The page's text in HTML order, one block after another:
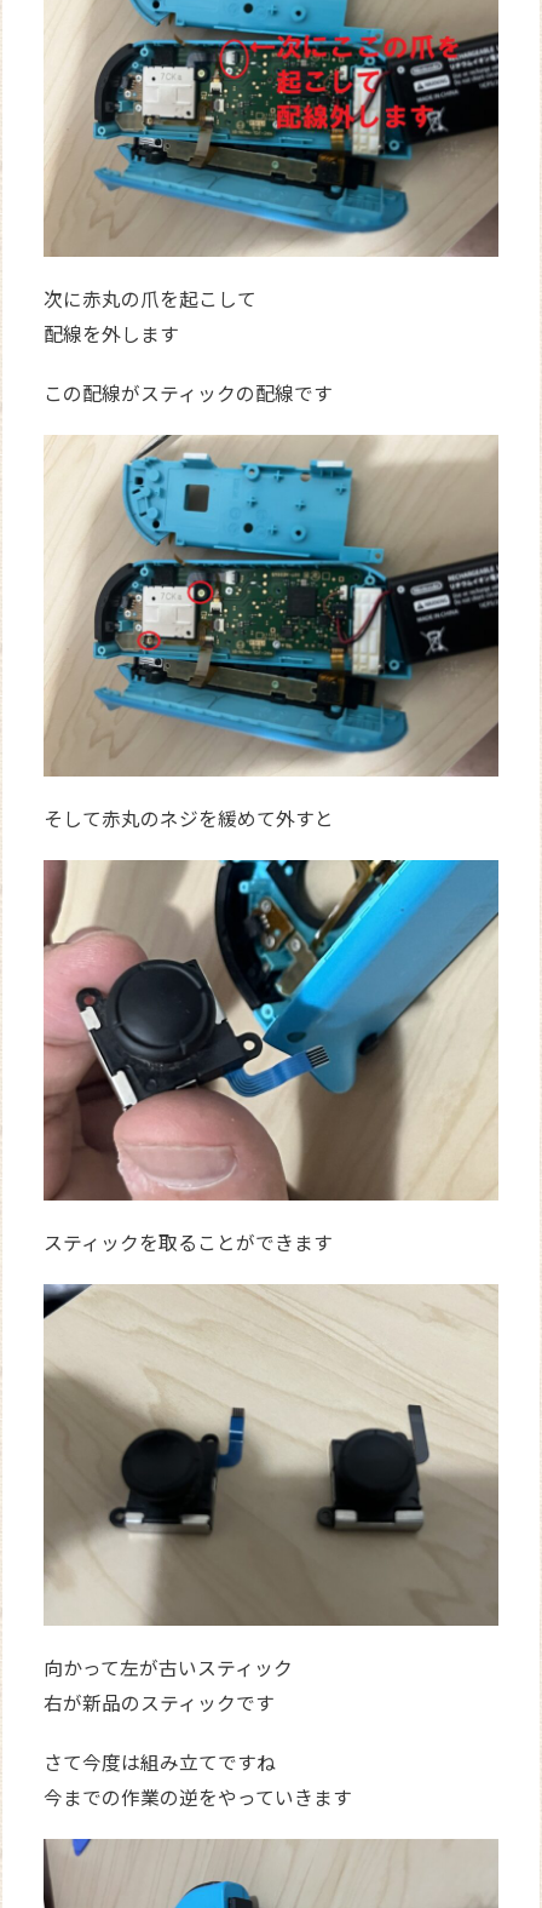
次に赤丸の爪を起こして
配線を外します
この配線がスティックの配線です
そして赤丸のネジを緩めて外すと
スティックを取ることができます
向かって左が古いスティック
右が新品のスティックです
さて今度は組み立てですね
今までの作業の逆をやっていきます